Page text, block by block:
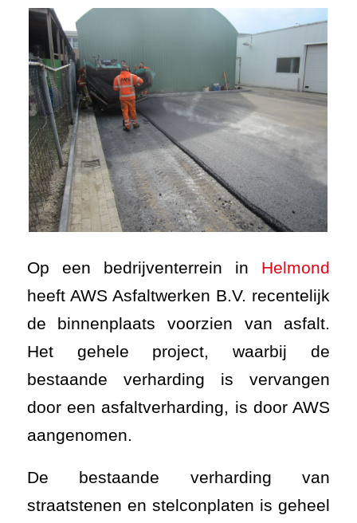
Op een bedrijventerrein in Helmond
heeft AWS Asfaltwerken B.V. recentelijk
de binnenplaats voorzien van asfalt.
Het gehele project, waarbij de
bestaande verharding is vervangen
door een asfaltverharding, is door AWS
aangenomen.
De bestaande verharding van
straatstenen en stelconplaten is geheel